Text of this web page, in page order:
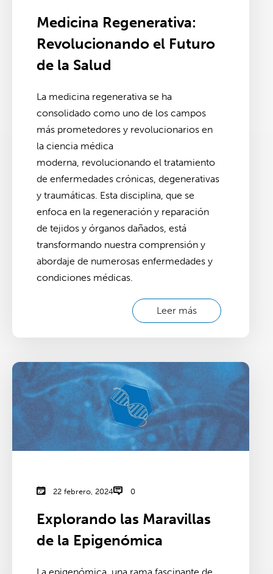
Medicina Regenerativa:
Revolucionando el Futuro
de la Salud
La medicina regenerativa se ha
consolidado como uno de los campos
más prometedores y revolucionarios en
la ciencia médica
moderna, revolucionando el tratamiento
de enfermedades crónicas, degenerativas
y traumáticas. Esta disciplina, que se
enfoca en la regeneración y reparación
de tejidos y órganos dañados, está
transformando nuestra comprensión y
abordaje de numerosas enfermedades y
condiciones médicas.
Leer más
22 febrero, 2024 0
Explorando las Maravillas
de la Epigenómica